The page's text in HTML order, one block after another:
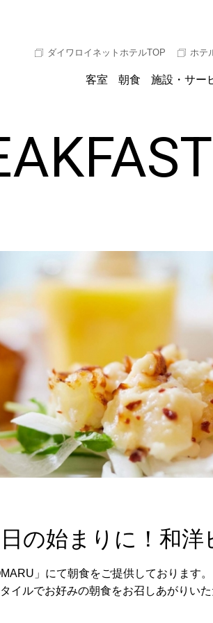
ダイワロイネットホテルTOP ホテ
客室 朝食 施設・サー
の始まりに！和
」にて朝食をご提供しております。
イルでお好みの朝食をお召しあがりいた